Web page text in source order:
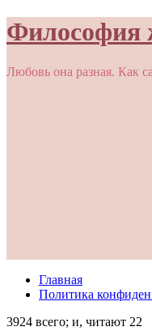
Философия
Любовь она разная. Как
Главная
Политика
3924 всего; и, читают 22